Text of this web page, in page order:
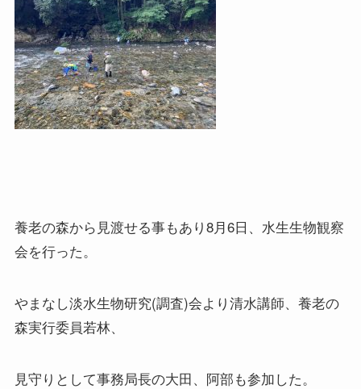
養老の森から見渡せる事もあり8月6日、水生生物観察
会を行った。
やまなし淡水生物研究(調査)会より清水講師、養老の
森実行委員若林、
見守りとして事務局長の大田、阿部も参加した。